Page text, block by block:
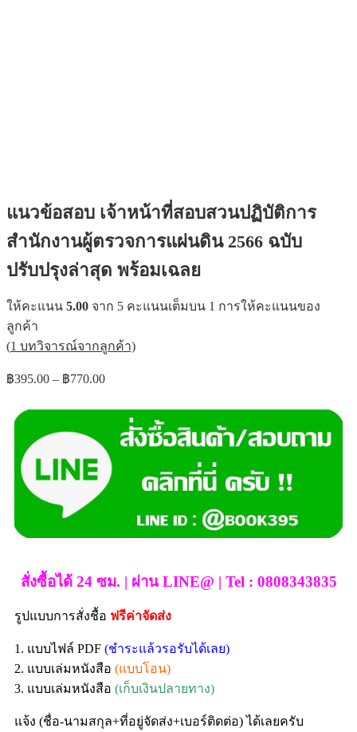
แนวข้อสอบ เจ้าหน้าที่สอบสวนปฏิบัติการ
สำนักงานผู้ตรวจการแผ่นดิน 2566 ฉบับ
ปรับปรุงล่าสุด พร้อมเฉลย
ให้คะแนน 5.00 จาก 5 คะแนนเต็มบน 1 การให้คะแนนของ
ลูกค้า
(1 บทวิจารณ์จากลูกค้า)
฿395.00 – ฿770.00
สั่งซื้อได้ 24 ซม. | ผ่าน LINE@ | Tel : 0808343835
รูปแบบการสั่งชื้อ ฟรีค่าจัดส่ง
1. แบบไฟล์ PDF (ชำระแล้วรอรับได้เลย)
2. แบบเล่มหนังสือ (แบบโอน)
3. แบบเล่มหนังสือ (เก็บเงินปลายทาง)
แจ้ง (ชื่อ-นามสกุล+ที่อยู่จัดส่ง+เบอร์ติดต่อ) ได้เลยครับ